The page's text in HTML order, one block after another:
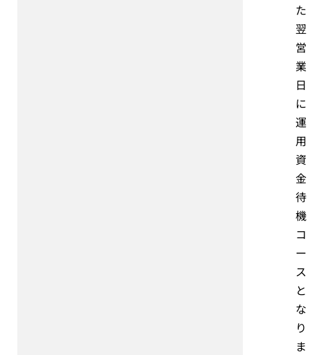
た
翌
営
業
日
に
運
用
資
金
待
機
コ
ー
ス
と
な
り
ま